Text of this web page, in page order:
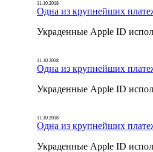
11.10.2018
Одна из крупнейших
Украденные Apple ID
11.10.2018
Одна из крупнейших
Украденные Apple ID
11.10.2018
Одна из крупнейших
Украденные Apple ID